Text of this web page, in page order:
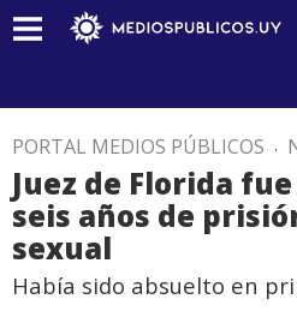
PORTAL MEDIOS PÚBLICOS .
Juez de Florida
seis años de
sexual
Había sido absuelto en